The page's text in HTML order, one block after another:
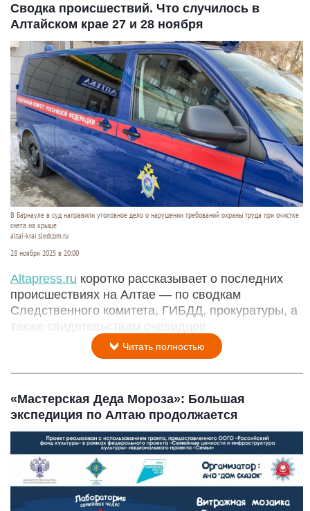
Сводка происшествий. Что случилось в
Алтайском крае 27 и 28 ноября
В Барнауле в суд направили уголовное дело о нарушении требований охраны труда при очистке
снега на крыше.
altai-krai.sledcom.ru
28 ноября 2025 в 20:00
Аltapress.ru коротко рассказывает о последних
происшествиях на Алтае — по сводкам
Следственного комитета, ГИБДД, прокуратуры, а
также свидетельствам очевидцев.
Читать полностью
«Мастерская Деда Мороза»: Большая
экспедиция по Алтаю продолжается